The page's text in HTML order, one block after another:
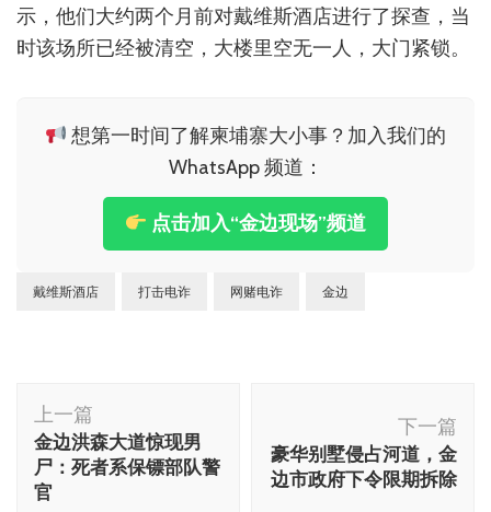
示，他们大约两个月前对戴维斯酒店进行了探查，当
时该场所已经被清空，大楼里空无一人，大门紧锁。
想第一时间了解柬埔寨大小事？加入我们的
WhatsApp 频道：
点击加入“金边现场”频道
戴维斯酒店 打击电诈 网赌电诈 金边
博
文
导
航
上一篇
金边洪森大道惊现男
尸：死者系保镖部队警
官
下一篇
豪华别墅侵占河道，金
边市政府下令限期拆除